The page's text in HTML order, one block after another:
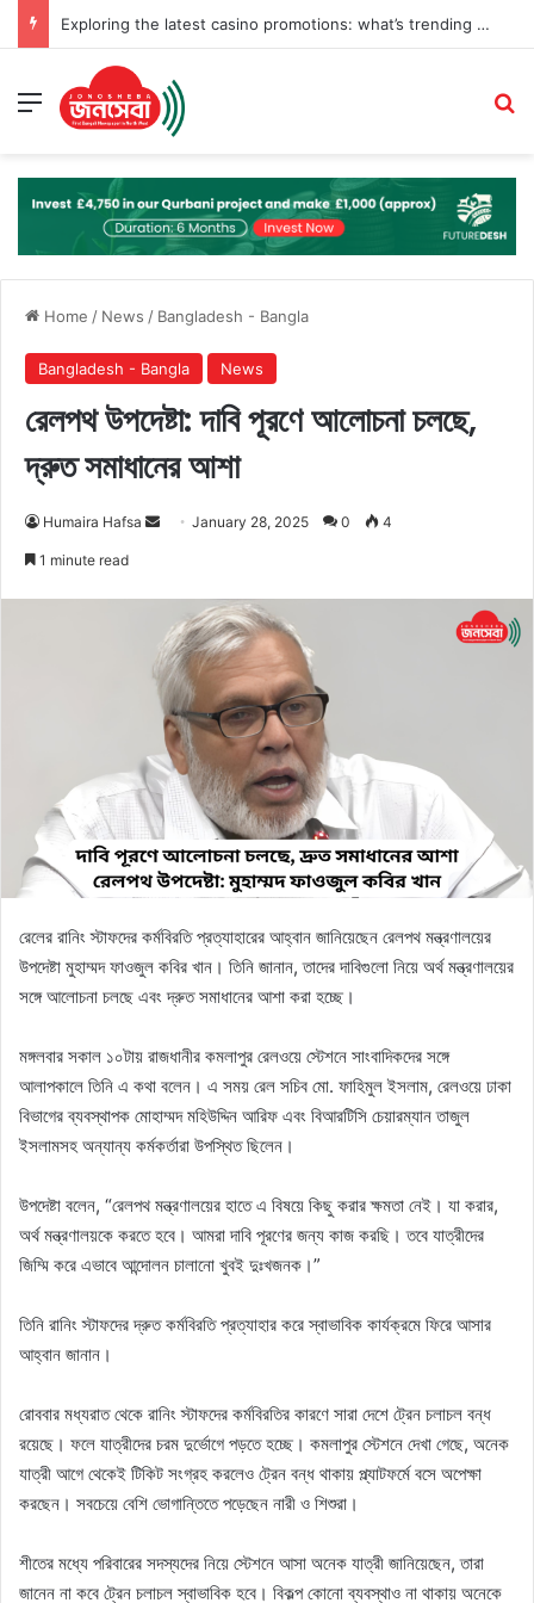
Exploring the latest casino promotions: what’s trending this year
Menu
Home / News / Bangladesh - Bangla
Bangladesh - Bangla News
রেলপথ উপদেষ্টা: দাবি পূরণে আলোচনা চলছে,
দ্রুত সমাধানের আশা
Humaira Hafsa
SendJanuary 28, 2025 0 4
1 minute read
রেলের রানিং স্টাফদের কর্মবিরতি প্রত্যাহারের আহ্বান জানিয়েছেন রেলপথ মন্ত্রণালয়ের
উপদেষ্টা মুহাম্মদ ফাওজুল কবির খান। তিনি জানান, তাদের দাবিগুলো নিয়ে অর্থ মন্ত্রণালয়ের
সঙ্গে আলোচনা চলছে এবং দ্রুত সমাধানের আশা করা হচ্ছে।
মঙ্গলবার সকাল ১০টায় রাজধানীর কমলাপুর রেলওয়ে স্টেশনে সাংবাদিকদের সঙ্গে
আলাপকালে তিনি এ কথা বলেন। এ সময় রেল সচিব মো. ফাহিমুল ইসলাম, রেলওয়ে ঢাকা
বিভাগের ব্যবস্থাপক মোহাম্মদ মহিউদ্দিন আরিফ এবং বিআরটিসি চেয়ারম্যান তাজুল
ইসলামসহ অন্যান্য কর্মকর্তারা উপস্থিত ছিলেন।
উপদেষ্টা বলেন, “রেলপথ মন্ত্রণালয়ের হাতে এ বিষয়ে কিছু করার ক্ষমতা নেই। যা করার,
অর্থ মন্ত্রণালয়কে করতে হবে। আমরা দাবি পূরণের জন্য কাজ করছি। তবে যাত্রীদের
জিম্মি করে এভাবে আন্দোলন চালানো খুবই দুঃখজনক।”
তিনি রানিং স্টাফদের দ্রুত কর্মবিরতি প্রত্যাহার করে স্বাভাবিক কার্যক্রমে ফিরে আসার
আহ্বান জানান।
রোববার মধ্যরাত থেকে রানিং স্টাফদের কর্মবিরতির কারণে সারা দেশে ট্রেন চলাচল বন্ধ
রয়েছে। ফলে যাত্রীদের চরম দুর্ভোগে পড়তে হচ্ছে। কমলাপুর স্টেশনে দেখা গেছে, অনেক
যাত্রী আগে থেকেই টিকিট সংগ্রহ করলেও ট্রেন বন্ধ থাকায় প্ল্যাটফর্মে বসে অপেক্ষা
করছেন। সবচেয়ে বেশি ভোগান্তিতে পড়েছেন নারী ও শিশুরা।
শীতের মধ্যে পরিবারের সদস্যদের নিয়ে স্টেশনে আসা অনেক যাত্রী জানিয়েছেন, তারা
জানেন না কবে ট্রেন চলাচল স্বাভাবিক হবে। বিকল্প কোনো ব্যবস্থাও না থাকায় অনেকে